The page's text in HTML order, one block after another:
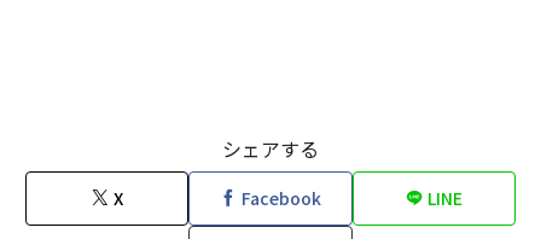
シェアする
X Facebook LINE